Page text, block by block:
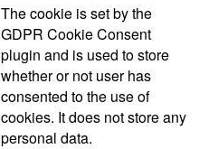
The cookie is set by the
GDPR Cookie Consent
plugin and is used to store
whether or not user has
consented to the use of
cookies. It does not store any
personal data.